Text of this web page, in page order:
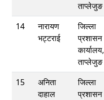
ताप्लेजुङ
14
नारायण
भट्टराई
जिल्ला
प्रशासन
कार्यालय,
ताप्लेजुङ
15
अनिता
दाहाल
जिल्ला
प्रशासन